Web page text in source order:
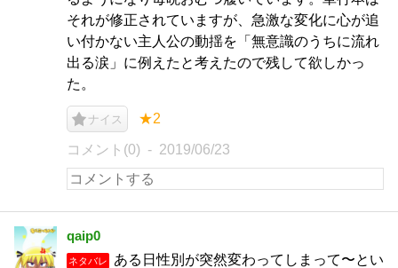
それが修正されていますが、急激な変化に心が追
い付かない主人公の動揺を「無意識のうちに流れ
出る涙」に例えたと考えたので残して欲しかっ
た。
ナイス ★2
コメント(0) 2019/06/23
qaip0
ネタバレ
ある日性別が突然変わってしまって〜とい